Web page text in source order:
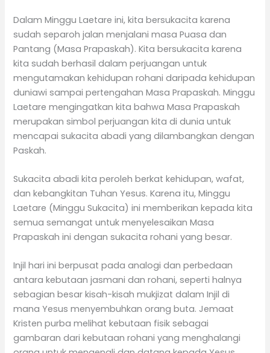
Dalam Minggu Laetare ini, kita bersukacita karena
sudah separoh jalan menjalani masa Puasa dan
Pantang (Masa Prapaskah). Kita bersukacita karena
kita sudah berhasil dalam perjuangan untuk
mengutamakan kehidupan rohani daripada kehidupan
duniawi sampai pertengahan Masa Prapaskah. Minggu
Laetare mengingatkan kita bahwa Masa Prapaskah
merupakan simbol perjuangan kita di dunia untuk
mencapai sukacita abadi yang dilambangkan dengan
Paskah.
Sukacita abadi kita peroleh berkat kehidupan, wafat,
dan kebangkitan Tuhan Yesus. Karena itu, Minggu
Laetare (Minggu Sukacita) ini memberikan kepada kita
semua semangat untuk menyelesaikan Masa
Prapaskah ini dengan sukacita rohani yang besar.
Injil hari ini berpusat pada analogi dan perbedaan
antara kebutaan jasmani dan rohani, seperti halnya
sebagian besar kisah-kisah mukjizat dalam Injil di
mana Yesus menyembuhkan orang buta. Jemaat
Kristen purba melihat kebutaan fisik sebagai
gambaran dari kebutaan rohani yang menghalangi